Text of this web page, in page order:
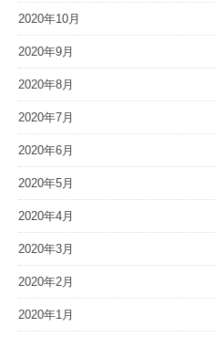
2020年10月
2020年9月
2020年8月
2020年7月
2020年6月
2020年5月
2020年4月
2020年3月
2020年2月
2020年1月